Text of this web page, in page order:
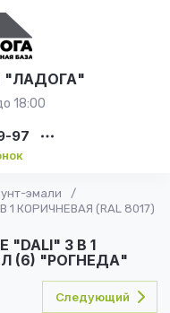
"ЛАДОГА"
18:00
97
эмали
/
КОРИЧНЕВАЯ (RAL 8017)
3 В 1
Л (6) "РОГНЕДА"
Следующий